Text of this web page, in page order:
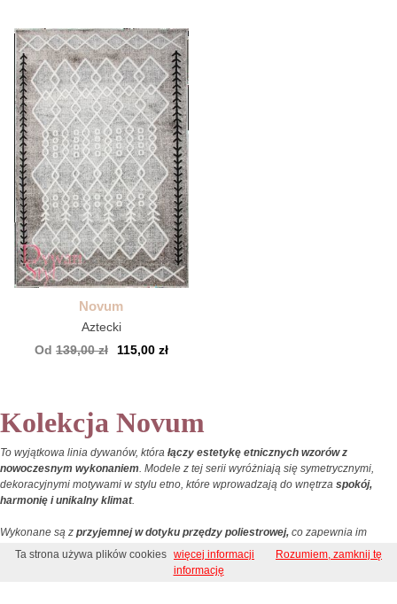
Novum
Aztecki
Od 139,00 zł 115,00 zł
Kolekcja Novum
To wyjątkowa linia dywanów, która łączy estetykę etnicznych wzorów z
nowoczesnym wykonaniem. Modele z tej serii wyróżniają się symetrycznymi,
dekoracyjnymi motywami w stylu etno, które wprowadzają do wnętrza spokój,
harmonię i unikalny klimat.
Wykonane są z przyjemnej w dotyku przędzy poliestrowej, co zapewnia im
miękkość i delikatność użytkowania, a jednocześnie trwałość i praktyczność w
Ta strona używa plików cookies więcej informacji
Rozumiem, zamknij tę
informację